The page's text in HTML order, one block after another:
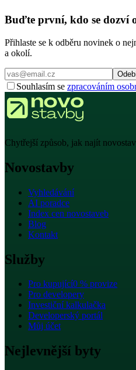
Buďte první, kdo se dozví
Přihlaste se k odběru novinek o
a okolí.
Souhlasím se zpracováním
Chytřejší způsob, jak najít
Novostavby
Vyhledávání
AI poradce
Index cen novostaveb
Blog
Kontakt
Služby
Pro kupující0 % provize
Pro developery
Investiční kalkulačka
Developerský portál
Můj účet
Nejlevnější byty